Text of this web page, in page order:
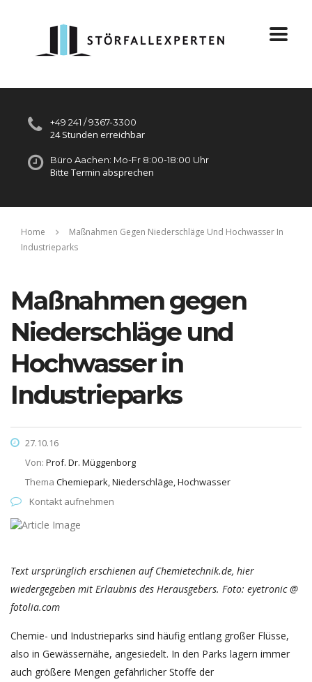
+49 241 / 9367-3300
24 Stunden erreichbar
Büro Aachen: Mo-Fr 8:00-18:00 Uhr
Bitte Termin absprechen
Home
Maßnahmen Gegen Niederschläge Und Hochwasser In
Industrieparks
Maßnahmen gegen
Niederschläge und
Hochwasser in
Industrieparks
27.10.16
Von: Prof. Dr. Müggenborg
Thema Chemiepark, Niederschläge, Hochwasser
Kontakt aufnehmen
Text ursprünglich erschienen auf Chemietechnik.de, hier
wiedergegeben mit Erlaubnis des Herausgebers. Foto: eyetronic @
fotolia.com
Chemie- und Industrieparks sind häufig entlang großer Flüsse,
also in Gewässernähe, angesiedelt. In den Parks lagern immer
auch größere Mengen gefährlicher Stoffe der